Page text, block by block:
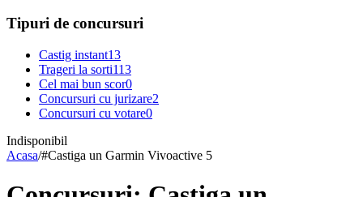
Tipuri de concursuri
Castig instant13
Trageri la sorti113
Cel mai bun scor0
Concursuri cu jurizare2
Concursuri cu votare0
Indisponibil
Acasa/#Castiga un Garmin Vivoactive 5